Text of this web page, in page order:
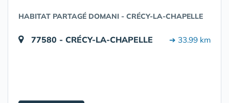
HABITAT PARTAGÉ DOMANI - CRÉCY-LA-CHAPELLE
77580 - CRÉCY-LA-CHAPELLE ➔ 33.99 km